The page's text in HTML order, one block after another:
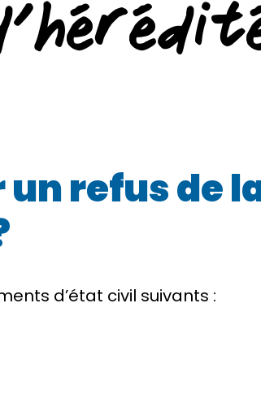
refus de
d’état civil suivants :